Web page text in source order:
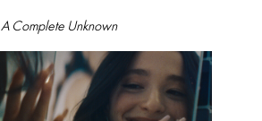
A Complete Unknown